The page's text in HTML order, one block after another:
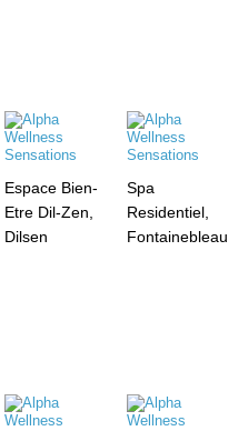
Espace Bien-
Etre Dil-Zen,
Dilsen
Spa
Residentiel,
Fontainebleau